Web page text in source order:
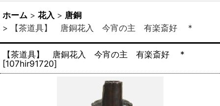
ホーム > 花入 > 唐銅
>
【茶道具】 唐銅花入 今宵の主 有楽斎好 *
【茶道具】 唐銅花入 今宵の主 有楽斎好 *
[107hir91720]